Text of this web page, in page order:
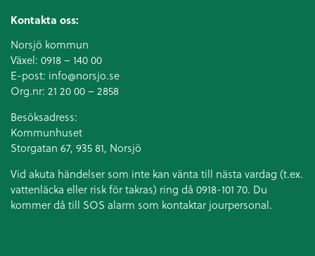
Kontakta oss:
Norsjö kommun
Växel: 0918 – 140 00
E-post: info@norsjo.se
Org.nr: 21 20 00 – 2858
Besöksadress:
Kommunhuset
Storgatan 67, 935 81, Norsjö
Vid akuta händelser som inte kan vänta till nästa vardag (t.ex.
vattenläcka eller risk för takras) ring då 0918-101 70. Du
kommer då till SOS alarm som kontaktar jourpersonal.